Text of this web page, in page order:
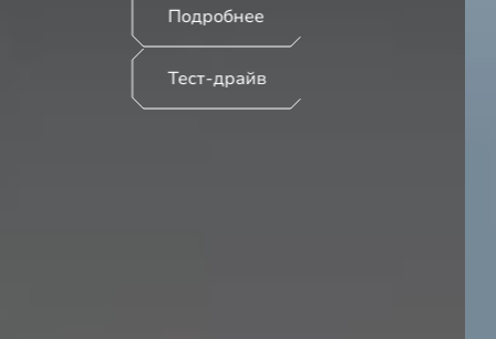
Подробнее